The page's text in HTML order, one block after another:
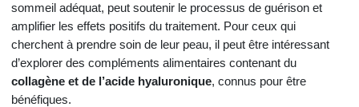
sommeil adéquat, peut soutenir le processus de guérison et
amplifier les effets positifs du traitement. Pour ceux qui
cherchent à prendre soin de leur peau, il peut être intéressant
d’explorer des compléments alimentaires contenant du
collagène et de l’acide hyaluronique, connus pour être
bénéfiques.